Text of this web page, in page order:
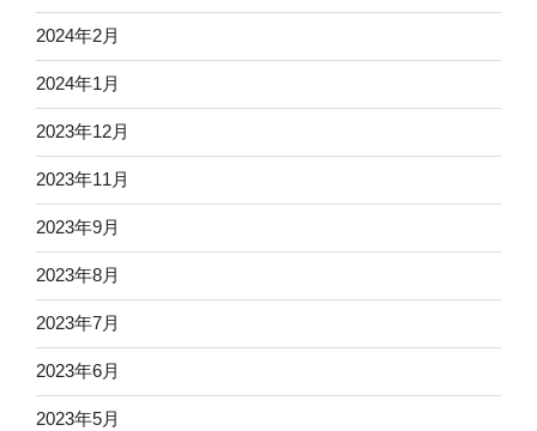
2024年2月
2024年1月
2023年12月
2023年11月
2023年9月
2023年8月
2023年7月
2023年6月
2023年5月